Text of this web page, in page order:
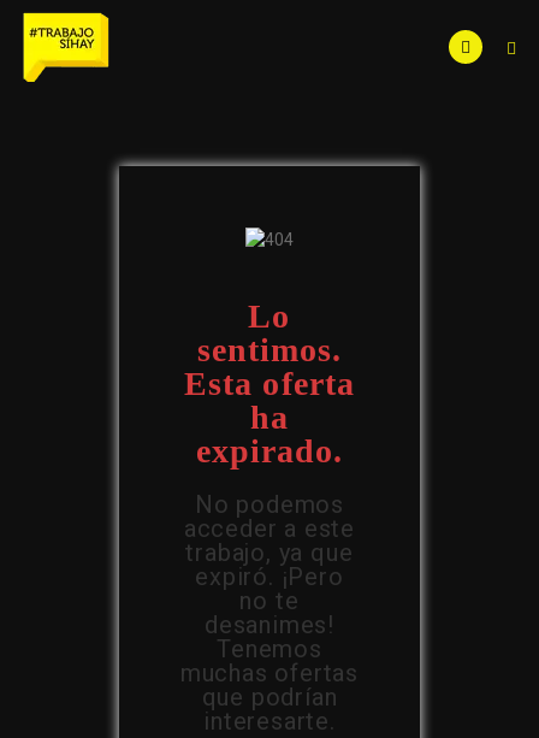
Lo
sentimos.
Esta oferta
ha
expirado.
No podemos
acceder a este
trabajo, ya que
expiró. ¡Pero
no te
desanimes!
Tenemos
muchas ofertas
que podrían
interesarte.